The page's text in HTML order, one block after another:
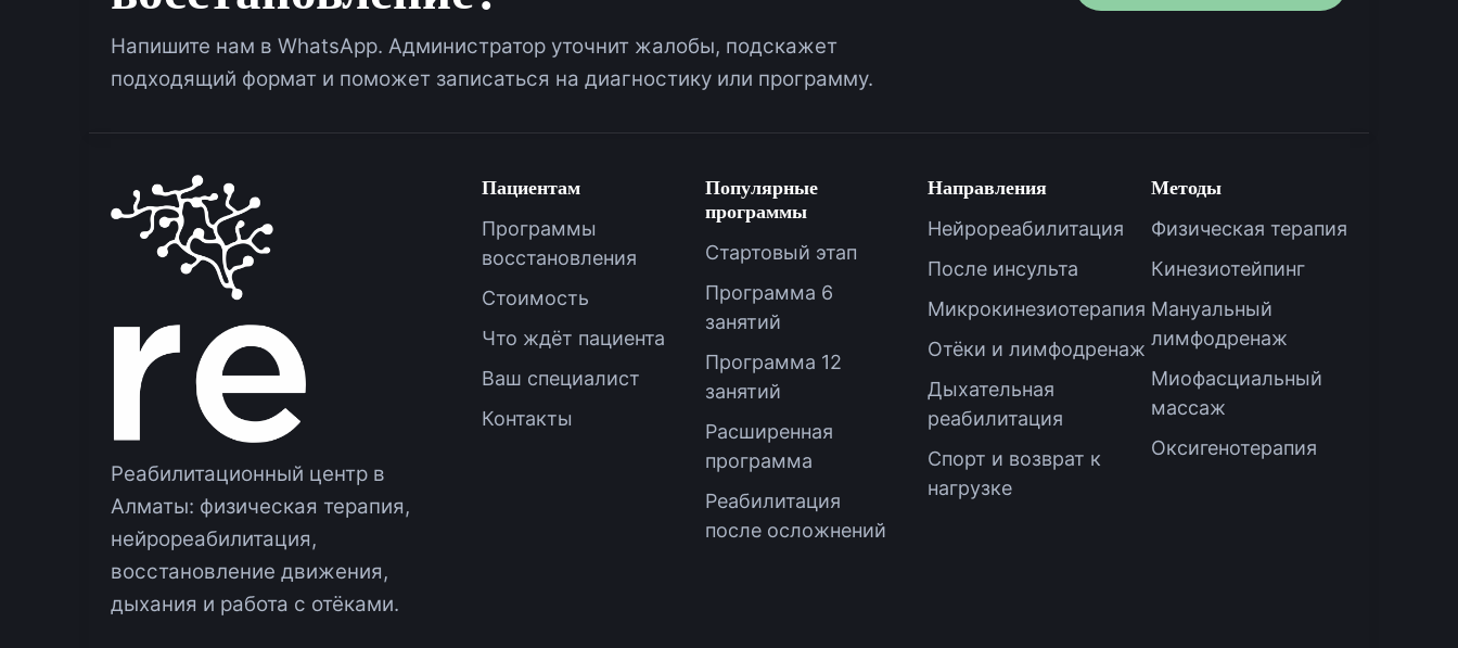
Напишите нам в WhatsApp. Администратор уточнит жалобы, подскажет
подходящий формат и поможет записаться на диагностику или программу.
Реабилитационный центр в
Алматы: физическая терапия,
нейрореабилитация,
восстановление движения,
дыхания и работа с отёками.
Пациентам
Программы
восстановления
Стоимость
Что ждёт пациента
Ваш специалист
Контакты
Популярные
программы
Стартовый этап
Программа 6
занятий
Программа 12
занятий
Расширенная
программа
Реабилитация
после осложнений
Направления
Нейрореабилитация
После инсульта
Микрокинезиотерапия
Отёки и лимфодренаж
Дыхательная
реабилитация
Спорт и возврат к
нагрузке
Методы
Физическая терапия
Кинезиотейпинг
Мануальный
лимфодренаж
Миофасциальный
массаж
Оксигенотерапия